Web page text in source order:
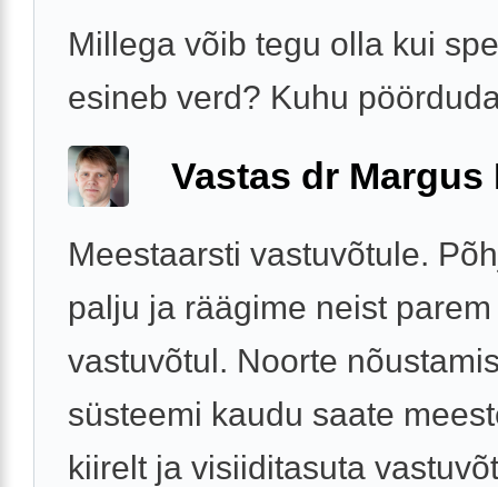
Millega võib tegu olla kui
esineb verd? Kuhu
Vastas dr Margus
Meestaarsti vastuvõtule.
palju ja räägime neist parem
vastuvõtul. Noorte
süsteemi kaudu saate
kiirelt ja visiiditasuta